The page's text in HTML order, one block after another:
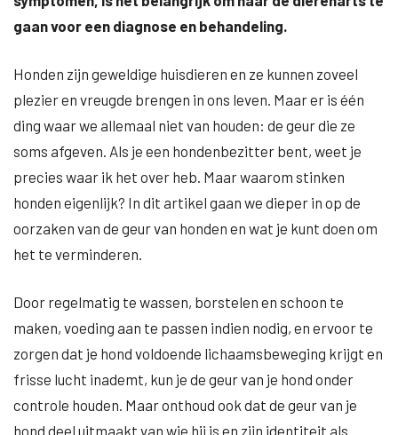
gaan voor een diagnose en behandeling.
Honden zijn geweldige huisdieren en ze kunnen zoveel
plezier en vreugde brengen in ons leven. Maar er is één
ding waar we allemaal niet van houden: de geur die ze
soms afgeven. Als je een hondenbezitter bent, weet je
precies waar ik het over heb. Maar waarom stinken
honden eigenlijk? In dit artikel gaan we dieper in op de
oorzaken van de geur van honden en wat je kunt doen om
het te verminderen.
Door regelmatig te wassen, borstelen en schoon te
maken, voeding aan te passen indien nodig, en ervoor te
zorgen dat je hond voldoende lichaamsbeweging krijgt en
frisse lucht inademt, kun je de geur van je hond onder
controle houden. Maar onthoud ook dat de geur van je
hond deel uitmaakt van wie hij is en zijn identiteit als